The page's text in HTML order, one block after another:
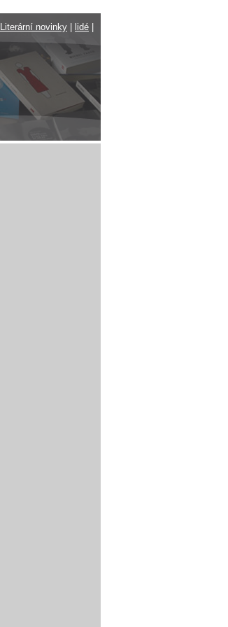
Literární novinky
lidé